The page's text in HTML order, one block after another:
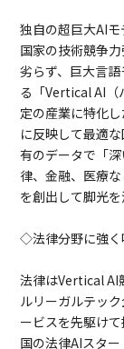
独自の超巨大AIモ
国家の技術競争
劣らず、巨大言
る「Vertical AI（
定の産業に特化
に反映して最適
有のデータで「
律、金融、医療
を創出して脚光を
◇法律分野に強
法律はVertical AI
ルリーガルテッ
ービスを先駆け
国の法律AIスタ